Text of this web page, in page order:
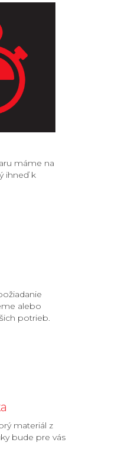
máme na
ihneď k
alebo
potrieb.
materiál z
bude pre vás